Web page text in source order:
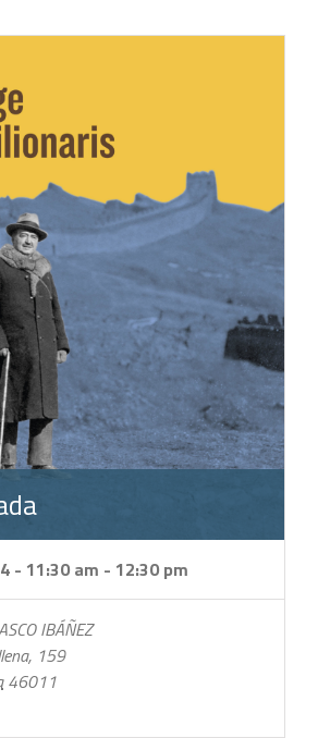
- 11:30 am - 12:30 pm
IBÁÑEZ
159
46011